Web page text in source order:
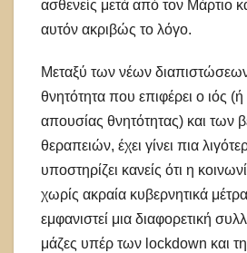
ασθενείς μετά από τον Μάρτιο
αυτόν ακριβώς το λόγο.
Μεταξύ των νέων διαπιστώσεων
θνητότητα που επιφέρει ο ιός
απουσίας θνητότητας) και των
θεραπειών, έχει γίνει πια
υποστηρίζει κανείς ότι η
χωρίς ακραία κυβερνητικά
εμφανιστεί μια διαφορετική
μάζες υπέρ των lockdown και